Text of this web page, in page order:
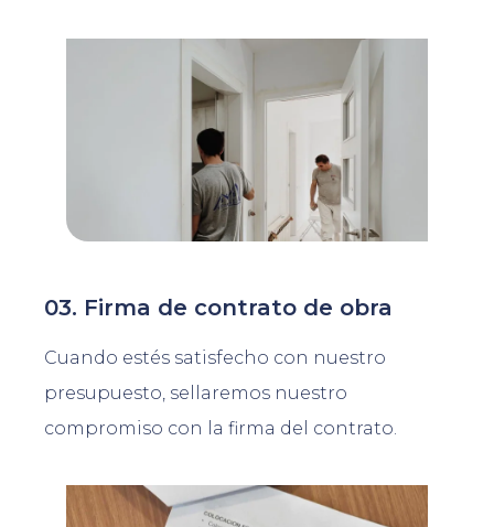
03. Firma de contrato de obra
Cuando estés satisfecho con nuestro
presupuesto, sellaremos nuestro
compromiso con la firma del contrato.